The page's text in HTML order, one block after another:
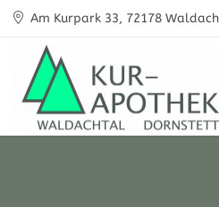
Am Kurpark 33, 72178